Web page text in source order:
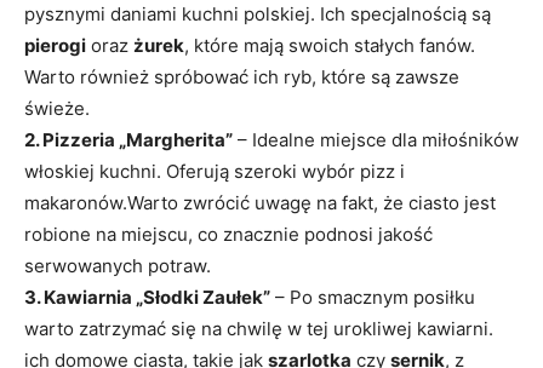
pysznymi daniami kuchni polskiej. Ich specjalnością są
pierogi oraz żurek, które mają swoich stałych fanów.
Warto również spróbować ich ryb, które są zawsze
świeże.
2. Pizzeria „Margherita” – Idealne miejsce dla miłośników
włoskiej kuchni. Oferują szeroki wybór pizz i
makaronów.Warto zwrócić uwagę na fakt, że ciasto jest
robione na miejscu, co znacznie podnosi jakość
serwowanych potraw.
3. Kawiarnia „Słodki Zaułek” – Po smacznym posiłku
warto zatrzymać się na chwilę w tej urokliwej kawiarni.
ich domowe ciasta, takie jak szarlotka czy sernik, z